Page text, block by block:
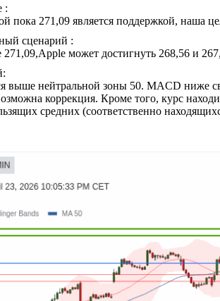
:
пока 271,09 является поддержкой, наша
сценарий :
может достигнуть 268,56 и
выше нейтральной зоны 50. MACD ниже
коррекция. Кроме того, курс
средних (соответственно